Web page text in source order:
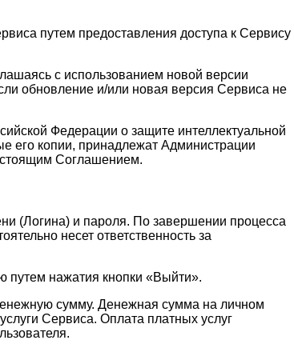
путем предоставления доступа к Сервису
с использованием новой версии
обновление и/или новая версия Сервиса не
Федерации о защите интеллектуальной
его копии, принадлежат Администрации
Соглашением.
(Логина) и пароля. По завершении процесса
несет ответственность за
путем нажатия кнопки «Выйти».
сумму. Денежная сумма на личном
Сервиса. Оплата платных услуг